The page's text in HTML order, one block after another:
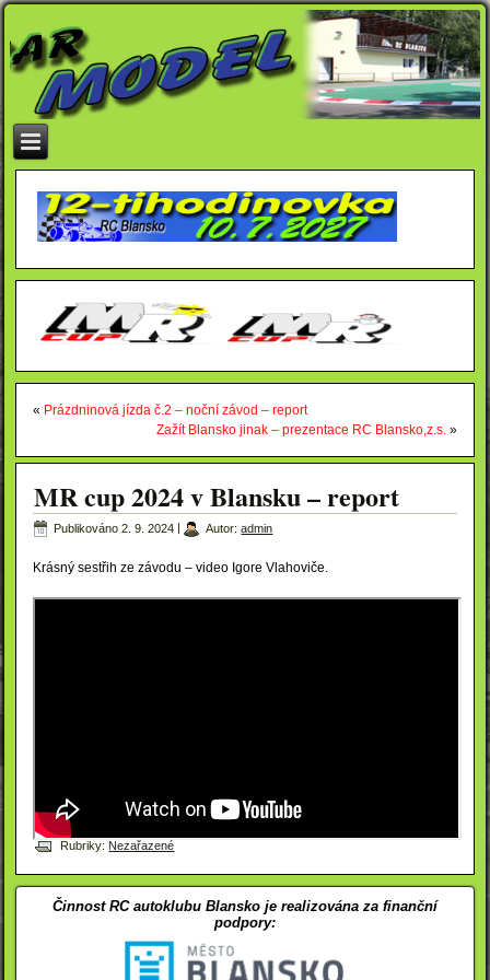
« Prázdninová jízda č.2 – noční závod – report
Zažít Blansko jinak – prezentace RC Blansko,z.s.»
MR cup 2024 v Blansku – report
Publikováno 2. 9. 2024 Autor: admin
Krásný sestřih ze závodu – video Igore Vlahoviče.
Rubriky: Nezařazené
Činnost RC autoklubu Blansko je realizována za finanční
podpory: